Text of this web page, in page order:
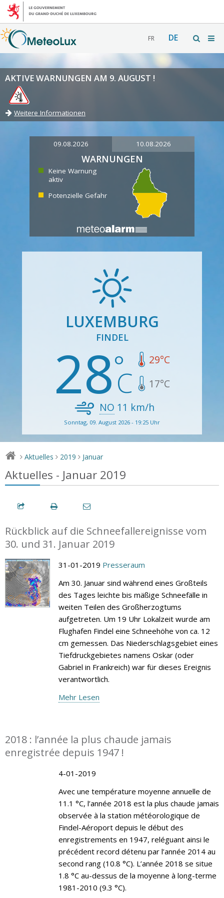
FR DE
AKTIVE WARNUNGEN AM 9. AUGUST !
Weitere Informationen
09.08.2026 10.08.2026
WARNUNGEN
Keine Warnung
aktiv
Potenzielle Gefahr
LUXEMBURG
FINDEL
28 29°C
17°C
NO 11 km/h
Sonntag, 09. August 2026 - 19:25 Uhr
> Aktuelles > 2019 > Januar
Aktuelles - Januar 2019
Rückblick auf die Schneefallereignisse vom
30. und 31. Januar 2019
31-01-2019 Presseraum
Am 30. Januar sind während eines Großteils
des Tages leichte bis mäßige Schneefälle in
weiten Teilen des Großherzogtums
aufgetreten. Um 19 Uhr Lokalzeit wurde am
Flughafen Findel eine Schneehöhe von ca. 12
cm gemessen. Das Niederschlagsgebiet eines
Tiefdruckgebietes namens Oskar (oder
Gabriel in Frankreich) war für dieses Ereignis
verantwortlich.
Mehr Lesen
2018 : l’année la plus chaude jamais
enregistrée depuis 1947 !
4-01-2019
Avec une température moyenne annuelle de
11.1 °C, l’année 2018 est la plus chaude jamais
observée à la station météorologique de
Findel-Aéroport depuis le début des
enregistrements en 1947, reléguant ainsi le
précédent record détenu par l’année 2014 au
second rang (10.8 °C). L’année 2018 se situe
1.8 °C au-dessus de la moyenne à long-terme
1981-2010 (9.3 °C).